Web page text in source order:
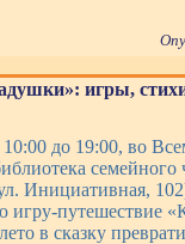
игры,
10:00 до 19:00, во
семейного
Инициативная,
игру-путешествие
в сказку